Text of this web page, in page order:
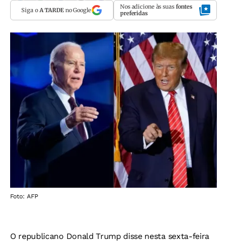
Siga o A TARDEno Google Nos adicione às suas fontes
preferidas
Foto: AFP
O republicano Donald Trump disse nesta sexta-feira